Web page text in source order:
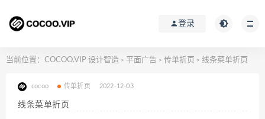
登录
当前位置： COCOO.VIP 设计智造 > 平面广告 > 传单折页 > 线条菜单折页
cocoo 传单折页 2022-12-03
线条菜单折页